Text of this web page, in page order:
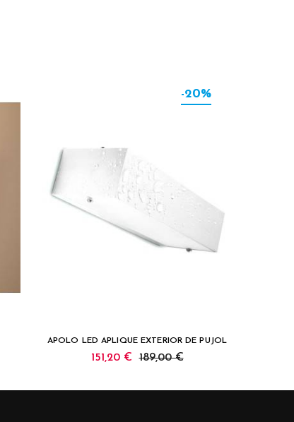
-20%
APOLO LED APLIQUE EXTERIOR DE PUJOL
151,20 € 189,00 €